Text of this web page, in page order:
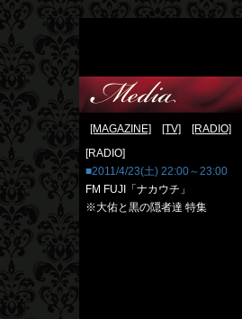
[MAGAZINE] [TV] [RADIO]
[RADIO]
■2011/4/23(土) 22:00～23:00
FM FUJI「ナカウチ」
※大佑と黒の隠者達 特集